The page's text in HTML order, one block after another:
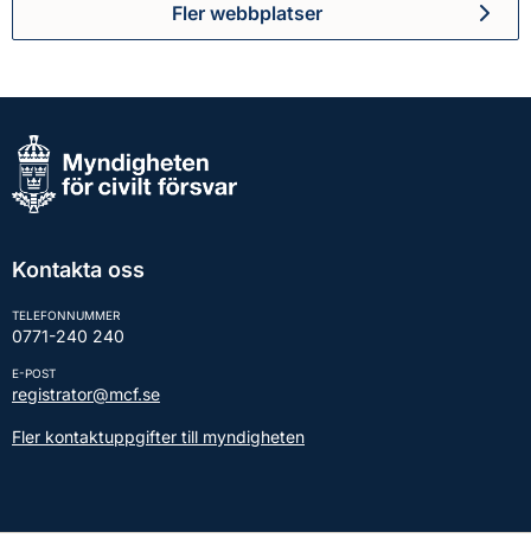
Fler webbplatser
Kontakta oss
TELEFONNUMMER
0771-240 240
E-POST
registrator@mcf.se
Fler kontaktuppgifter till myndigheten